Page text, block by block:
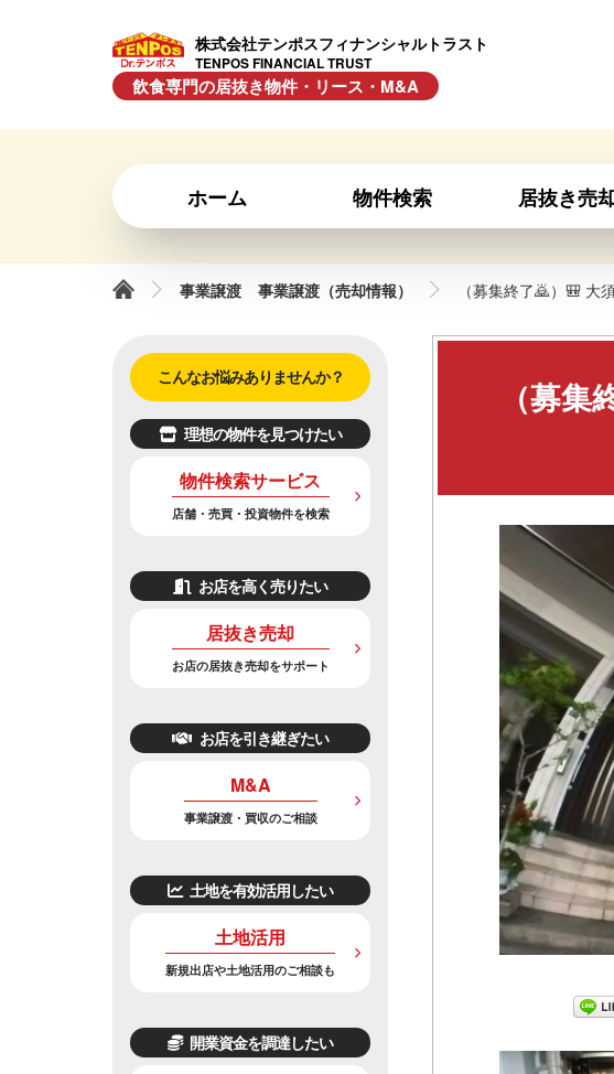
株式会社テンポスフィナンシャルトラスト
TENPOS FINANCIAL TRUST
飲食専門の居抜き物件・リース・M&A
ホーム 物件検索 居抜き売
事業譲渡 事業譲渡（売却情報） （募集終了🙇）🎒
（募
こんなお悩みありませんか？
理想の物件を見つけたい
物件検索サービス
店舗・売買・投資物件を検索
お店を高く売りたい
居抜き売却
お店の居抜き売却をサポート
お店を引き継ぎたい
M&A
事業譲渡・買収のご相談
土地を有効活用したい
土地活用
新規出店や土地活用のご相談も
開業資金を調達したい